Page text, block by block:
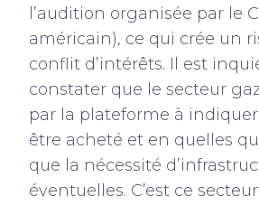
l’audition organisée par le
américain), ce qui crée un
conflit d’intérêts. Il est
constater que le secteur
par la plateforme à
être acheté et en quelles
que la nécessité
éventuelles. C’est ce